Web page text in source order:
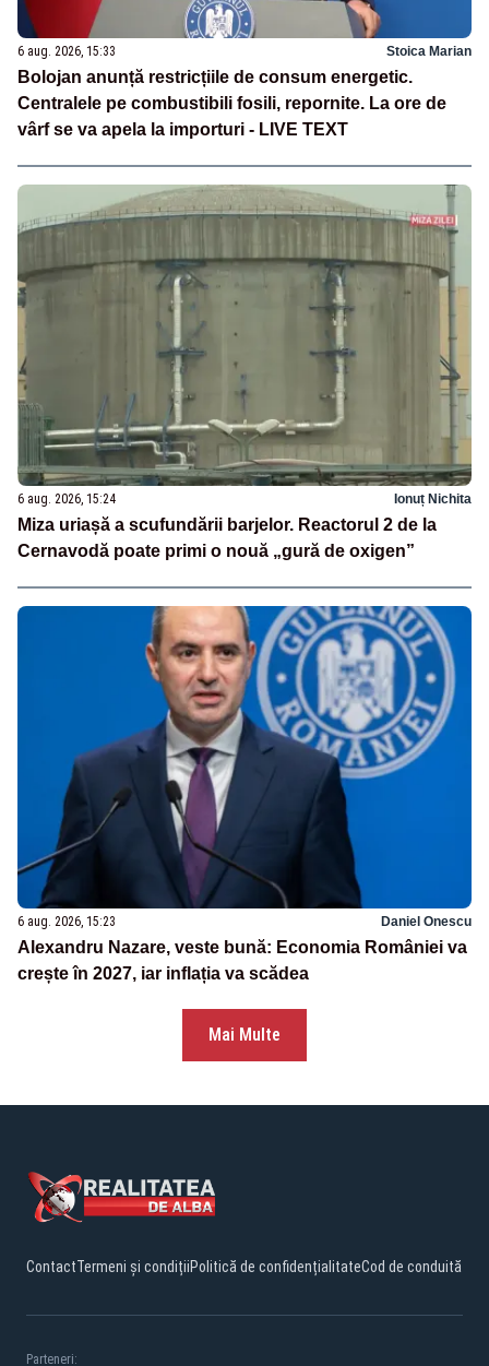
6 aug. 2026, 15:33 Stoica Marian
Bolojan anunță restricțiile de consum energetic.
Centralele pe combustibili fosili, repornite. La ore de
vârf se va apela la importuri - LIVE TEXT
6 aug. 2026, 15:24 Ionuț Nichita
Miza uriașă a scufundării barjelor. Reactorul 2 de la
Cernavodă poate primi o nouă „gură de oxigen”
6 aug. 2026, 15:23 Daniel Onescu
Alexandru Nazare, veste bună: Economia României va
crește în 2027, iar inflația va scădea
Mai Multe
ContactTermeni și condițiiPolitică de confidențialitateCod de conduită
Parteneri: